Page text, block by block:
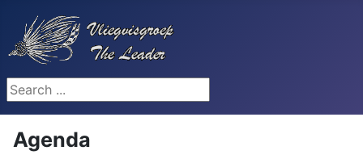
Search ...
Agenda